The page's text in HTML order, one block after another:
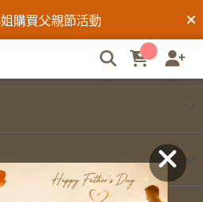
購買父親節活動
生購買父親節活動
購買父親節活動